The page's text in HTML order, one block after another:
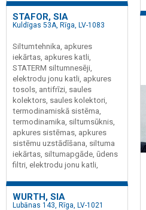
STAFOR, SIA
Kuldīgas 53A, Rīga, LV-1083
Siltumtehnika, apkures
iekārtas, apkures katli,
STATERM siltumnesēji,
elektrodu jonu katli, apkures
tosols, antifrīzi, saules
kolektors, saules kolektori,
termodinamiskā sistēma,
termodinamika, siltumsūknis,
apkures sistēmas, apkures
sistēmu uzstādīšana, siltuma
iekārtas, siltumapgāde, ūdens
filtri, elektrodu jonu katli,
WURTH, SIA
Lubānas 143, Rīga, LV-1021